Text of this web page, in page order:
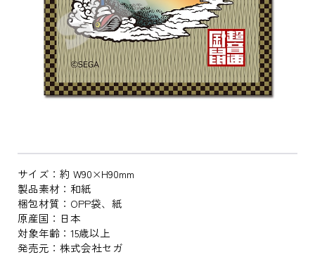
サイズ：約 W90×H90mm
製品素材：和紙
梱包材質：OPP袋、紙
原産国：日本
対象年齢：15歳以上
発売元：株式会社セガ